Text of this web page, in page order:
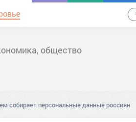
общество
собирает персональные данные россиян